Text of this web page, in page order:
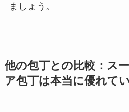
ましょう。
他の包丁との比較：ス
ア包丁は本当に優れて